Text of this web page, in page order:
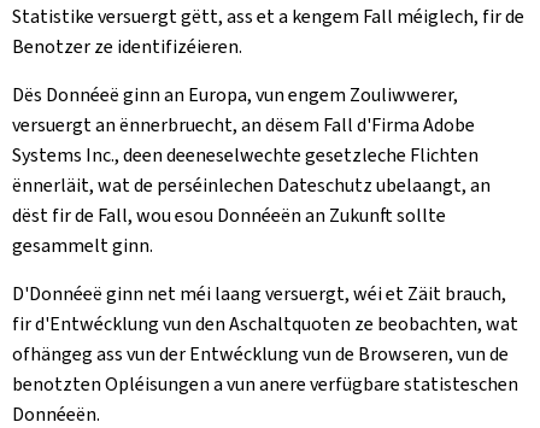
Statistike versuergt gëtt, ass et a kengem Fall méiglech, fir de
Benotzer ze identifizéieren.
Dës Donnéeë ginn an Europa, vun engem Zouliwwerer,
versuergt an ënnerbruecht, an dësem Fall d'Firma Adobe
Systems Inc., deen deeneselwechte gesetzleche Flichten
ënnerläit, wat de perséinlechen Dateschutz ubelaangt, an
dëst fir de Fall, wou esou Donnéeën an Zukunft sollte
gesammelt ginn.
D'Donnéeë ginn net méi laang versuergt, wéi et Zäit brauch,
fir d'Entwécklung vun den Aschaltquoten ze beobachten, wat
ofhängeg ass vun der Entwécklung vun de Browseren, vun de
benotzten Opléisungen a vun anere verfügbare statisteschen
Donnéeën.